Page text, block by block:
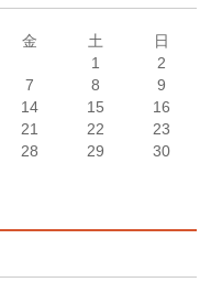
金 土 日
1
2
7 8
9
14 15
16
21 22
23
28 29
30